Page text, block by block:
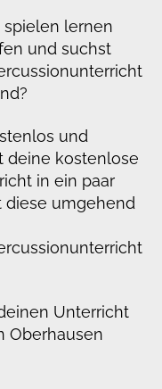
lernen
und suchst
und
deine kostenlose
in ein paar
diese umgehend
Unterricht
Oberhausen